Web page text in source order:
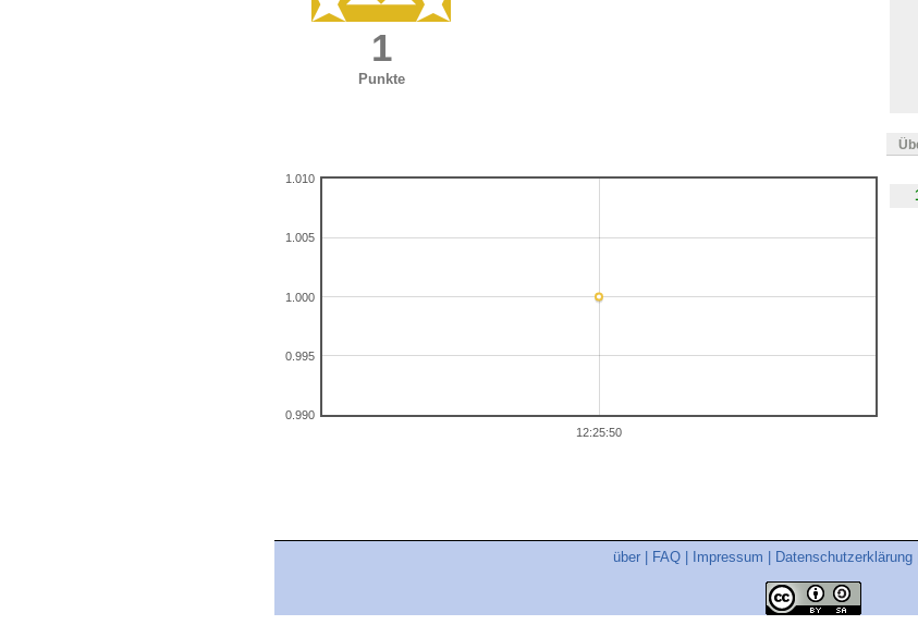
1
Punkte
12:25:50
0.990
0.995
1.000
1.005
1.010
über FAQ Impressum Datenschutzerklärung